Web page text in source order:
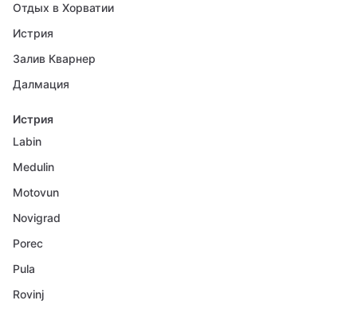
Отдых в Хорватии
Истрия
Залив Кварнер
Далмация
Истрия
Labin
Medulin
Motovun
Novigrad
Porec
Pula
Rovinj